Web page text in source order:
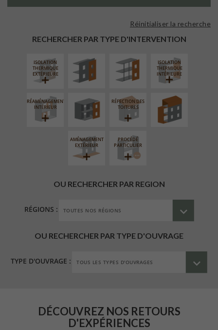
RECHERCHER PAR TYPE D'INTERVENTION
Réinitialiser la recherche
ISOLATION
THERMIQUE
EXTÉRIEURE
FAÇADE SUR
LINÉAIRE
ISOLATION
THERMIQUE
INTÉRIEURE
RÉAMÉNAGEMENT
INTÉRIEUR
FERMETURE
LOGGIAS
RÉFECTION DES
TOITURES
SURÉLÉVATION
EXTENSION
AMÉNAGEMENT
EXTÉRIEUR
PROCÉDÉ
PARTICULIER
OU RECHERCHER PAR REGION
RÉGIONS :
OU RECHERCHER PAR TYPE D'OUVRAGE
TYPE D'OUVRAGE :
DÉCOUVREZ NOS RETOURS
D'EXPÉRIENCES